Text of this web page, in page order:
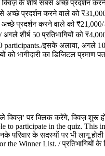
के शीर्ष सबसे अच्छे प्रदर्शन
प्रदर्शन करने वाले को
प्रदर्शन करने वाले को
शीर्ष 50 प्रतिभागियों को
इसके अलावा, अगले 100
भागीदारी का डिजिटल प्रमाण
क्विज़’ पर क्लिक करेंगे, क्विज़ शुरू
participate in the quiz. This
के सदस्यों पर भी लागू होती
Winner List. /